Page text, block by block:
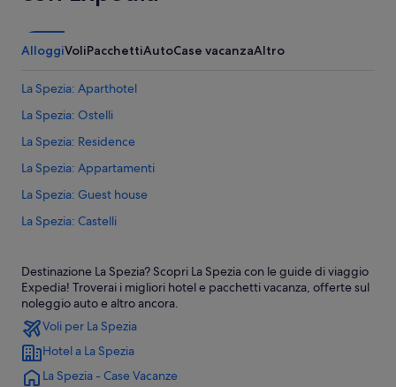
AlloggiVoliPacchettiAutoCase vacanzaAltro
La Spezia: Aparthotel
La Spezia: Ostelli
La Spezia: Residence
La Spezia: Appartamenti
La Spezia: Guest house
La Spezia: Castelli
La Spezia: Guest house
La Spezia: Pensioni
La Spezia: Case rurali
La Spezia: B&B
La Spezia: Appartamenti
Destinazione La Spezia? Scopri La Spezia con le guide di viaggio
Expedia! Troverai i migliori hotel e pacchetti vacanza, offerte sul
noleggio auto e altro ancora.
Voli per La Spezia
Hotel a La Spezia
La Spezia - Case Vacanze